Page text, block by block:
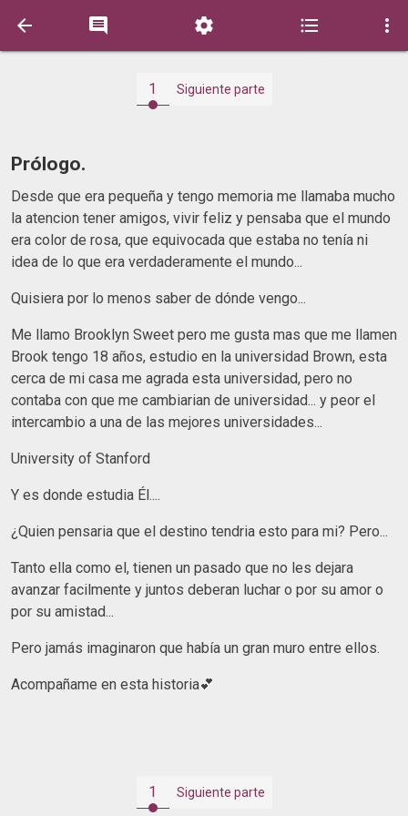
    
1 Siguiente parte
Prólogo.
Desde que era pequeña y tengo memoria me llamaba mucho
la atencion tener amigos, vivir feliz y pensaba que el mundo
era color de rosa, que equivocada que estaba no tenía ni
idea de lo que era verdaderamente el mundo...
Quisiera por lo menos saber de dónde vengo...
Me llamo Brooklyn Sweet pero me gusta mas que me llamen
Brook tengo 18 años, estudio en la universidad Brown, esta
cerca de mi casa me agrada esta universidad, pero no
contaba con que me cambiarian de universidad... y peor el
intercambio a una de las mejores universidades...
University of Stanford
Y es donde estudia Él....
¿Quien pensaria que el destino tendria esto para mi? Pero...
Tanto ella como el, tienen un pasado que no les dejara
avanzar facilmente y juntos deberan luchar o por su amor o
por su amistad...
Pero jamás imaginaron que había un gran muro entre ellos.
Acompañame en esta historia💕
1 Siguiente parte